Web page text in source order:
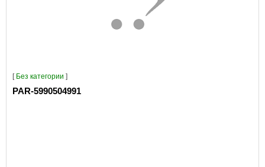
[ Без категории ]
PAR-5990504991